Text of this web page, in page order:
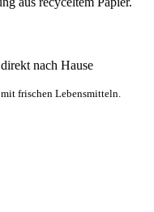
nach Hause
frischen Lebensmitteln.